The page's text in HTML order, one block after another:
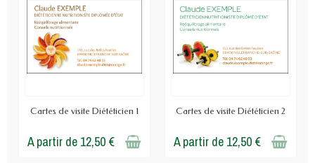
Le format 85 x 55 mm reste le repère le plus simple
à conserver dans un portefeuille, un porte-cartes ou
un dossier patient. Ce qui distingue ce support d'un
autre, c'est l'association entre un format standard et
un carton Bristol suffisamment rigide pour une
du praticien : nom, qualification, téléphone,
adresse et moyens de contact
Cartes de visite Diététicien 1
A partir de 12,50 €
Cartes de visite Diététicien 2
A partir de 12,50 €